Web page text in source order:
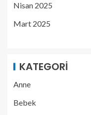
Nisan 2025
Mart 2025
KATEGORI
Anne
Bebek